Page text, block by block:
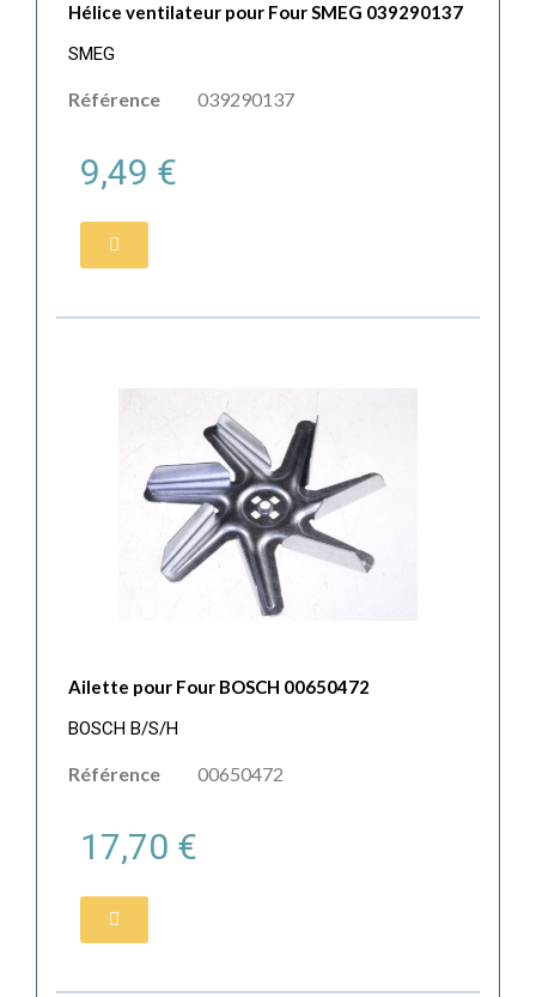
Hélice ventilateur pour Four SMEG 039290137
SMEG
Référence 039290137
9,49 €
Ailette pour Four BOSCH 00650472
BOSCH B/S/H
Référence 00650472
17,70 €